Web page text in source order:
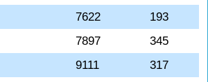
7622
193
7897
345
9111
317